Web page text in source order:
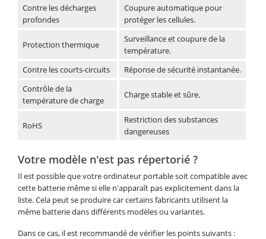
Contre les décharges
profondes
Coupure automatique pour
protéger les cellules.
Protection thermique
Surveillance et coupure de la
température.
Contre les courts-circuits
Réponse de sécurité instantanée.
Contrôle de la
température de charge
Charge stable et sûre.
RoHS
Restriction des substances
dangereuses
Votre modèle n'est pas répertorié ?
Il est possible que votre ordinateur portable soit compatible avec
cette batterie même si elle n'apparaît pas explicitement dans la
liste. Cela peut se produire car certains fabricants utilisent la
même batterie dans différents modèles ou variantes.
Dans ce cas, il est recommandé de vérifier les points suivants :